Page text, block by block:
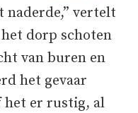
vertelt
dorp schoten
van buren en
het gevaar
het er rustig, al